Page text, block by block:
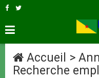
Accueil >
Recherche